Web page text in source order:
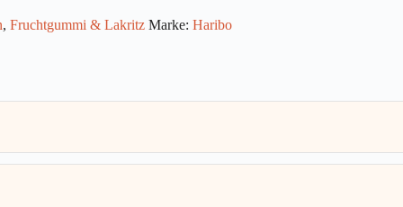
, Fruchtgummi & Lakritz Marke: Haribo